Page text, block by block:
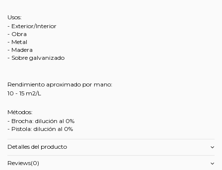
Usos:
- Exterior/Interior
- Obra
- Metal
- Madera
- Sobre galvanizado
Rendimiento aproximado por mano:
10 - 15 m2/L
Métodos:
- Brocha: dilución al 0%
- Pistola: dilución al 0%
Detalles del producto
Reviews(0)